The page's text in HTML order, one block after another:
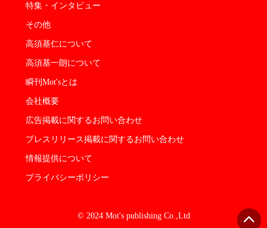
特集・インタビュー
その他
高須基仁について
高須基一朗について
瞬刊Mot'sとは
会社概要
広告掲載に関するお問い合わせ
プレスリリース掲載に関するお問い合わせ
情報提供について
プライバシーポリシー
© 2024 Mot's publishing Co.,Ltd